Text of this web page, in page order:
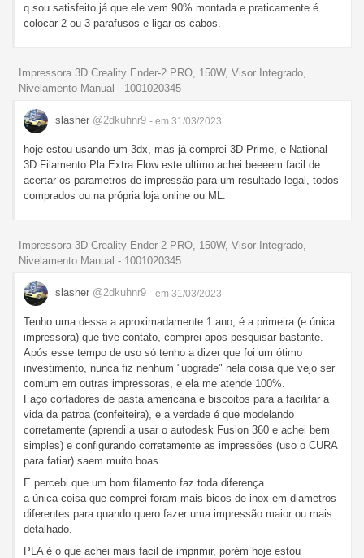
q sou satisfeito já que ele vem 90% montada e praticamente é
colocar 2 ou 3 parafusos e ligar os cabos.
Impressora 3D Creality Ender-2 PRO, 150W, Visor Integrado,
Nivelamento Manual - 1001020345
slasher @2dkuhnr9 - em 31/03/2023
hoje estou usando um 3dx, mas já comprei 3D Prime, e National
3D Filamento Pla Extra Flow este ultimo achei beeeem facil de
acertar os parametros de impressão para um resultado legal, todos
comprados ou na própria loja online ou ML.
Impressora 3D Creality Ender-2 PRO, 150W, Visor Integrado,
Nivelamento Manual - 1001020345
slasher @2dkuhnr9 - em 31/03/2023
Tenho uma dessa a aproximadamente 1 ano, é a primeira (e única
impressora) que tive contato, comprei após pesquisar bastante.
Após esse tempo de uso só tenho a dizer que foi um ótimo
investimento, nunca fiz nenhum "upgrade" nela coisa que vejo ser
comum em outras impressoras, e ela me atende 100%.
Faço cortadores de pasta americana e biscoitos para a facilitar a
vida da patroa (confeiteira), e a verdade é que modelando
corretamente (aprendi a usar o autodesk Fusion 360 e achei bem
simples) e configurando corretamente as impressões (uso o CURA
para fatiar) saem muito boas.
E percebi que um bom filamento faz toda diferença.
a única coisa que comprei foram mais bicos de inox em diametros
diferentes para quando quero fazer uma impressão maior ou mais
detalhado.
PLA é o que achei mais facil de imprimir, porém hoje estou